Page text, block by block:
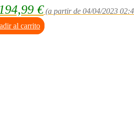
194,99 € (a partir de 04/04/2023
al carrito